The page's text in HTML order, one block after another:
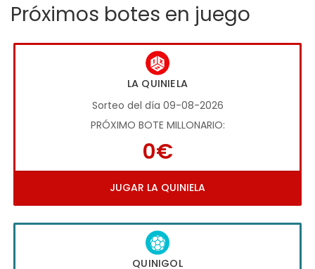
Próximos botes en juego
LA QUINIELA
Sorteo del día 09-08-2026
PRÓXIMO BOTE MILLONARIO:
0€
JUGAR LA QUINIELA
QUINIGOL